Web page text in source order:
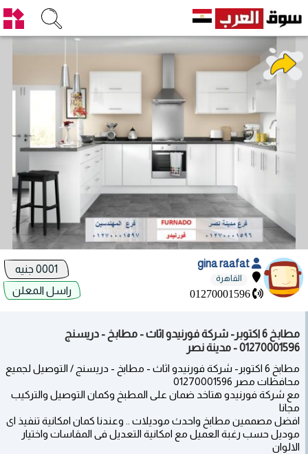
القاهرة
01270001596
راسل المعلن
مطابخ 6 اكتوبر- شركة فورنيدو اثاث - مطابخ - دريسنج
01270001596 - مدينة نصر
مطابخ 6 اكتوبر- شركة فورنيدو اثاث - مطابخ - دريسنج / التوصيل لجميع
محافظات مصر 01270001596
مع شركة فورنيدو هتاخد ضمان على المطبخ وكمان التوصيل والتركيب
مجانا
افضل مصممين مطابخ واحدث موديلات .. وعندنا كمان امكانية تنفيذ اى
موديل حسب رغبة العميل مع امكانية التعديل فى المقاسات واختيار
الالوان